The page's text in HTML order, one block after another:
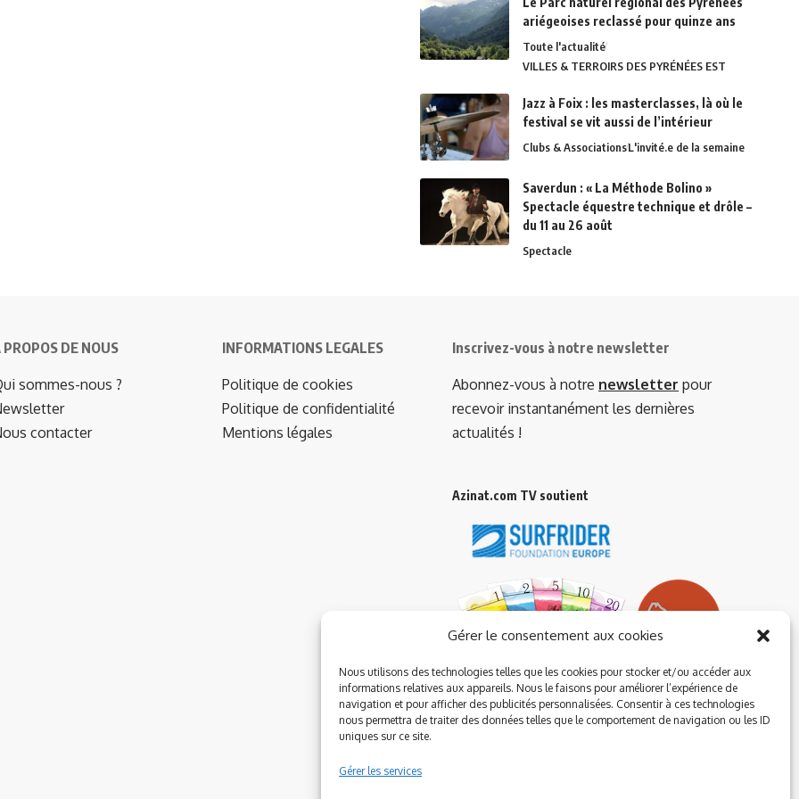
Gérer le consentement aux cookies
Nous utilisons des technologies telles que les cookies pour stocker et/ou accéder aux
informations relatives aux appareils. Nous le faisons pour améliorer l’expérience de
navigation et pour afficher des publicités personnalisées. Consentir à ces technologies
nous permettra de traiter des données telles que le comportement de navigation ou les ID
uniques sur ce site.
Gérer les services
ariégeoises reclassé pour quinze ans
Toute l'actualité
VILLES & TERROIRS DES PYRÉNÉES EST
Jazz à Foix : les masterclasses, là où le
festival se vit aussi de l’intérieur
Clubs & AssociationsL'invité.e de la semaine
Saverdun : « La Méthode Bolino »
Spectacle équestre technique et drôle –
du 11 au 26 août
Spectacle
PROPOS DE NOUS
sommes-nous ?
contacter
INFORMATIONS LEGALES
Politique de cookies
Politique de confidentialité
Mentions légales
Inscrivez-vous à notre newsletter
Abonnez-vous à notre newsletter pour
recevoir instantanément les dernières
actualités !
Azinat.com TV soutient